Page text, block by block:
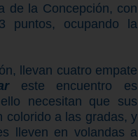
de la Concepción, con
puntos, ocupando la
llevan cuatro empate
este encuentro es
necesitan que sus
colorido a las gradas, y
lleven en volandas a